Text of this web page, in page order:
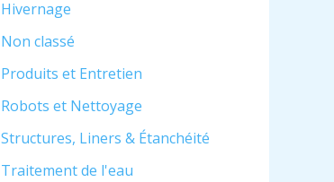
Hivernage
Non classé
Produits et Entretien
Robots et Nettoyage
Structures, Liners & Étanchéité
Traitement de l'eau